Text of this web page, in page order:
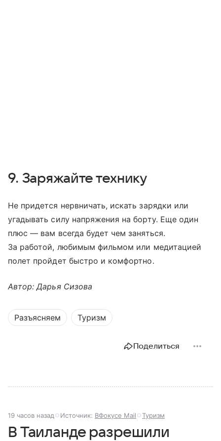
9. Заряжайте технику
Не придется нервничать, искать зарядки или
угадывать силу напряжения на борту. Еще один
плюс — вам всегда будет чем заняться.
За работой, любимым фильмом или медитацией
полет пройдет быстро и комфортно.
Автор: Дарья Сизова
Разъясняем Туризм
Поделиться
19 часов назад Источник: ВФокусе Mail Туризм
В Таиланде разрешили